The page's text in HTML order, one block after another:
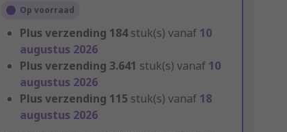
Op voorraad
Plus verzending 184stuk(s) vanaf 10
augustus 2026
Plus verzending 3.641 stuk(s) vanaf 10
augustus 2026
Plus verzending 115 stuk(s) vanaf 18
augustus 2026